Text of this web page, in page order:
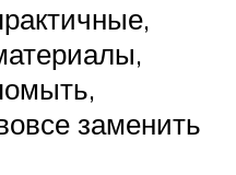
заменить